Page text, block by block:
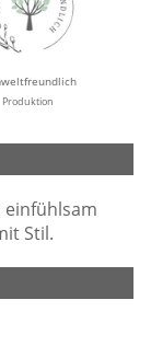
Produktion
Stil.